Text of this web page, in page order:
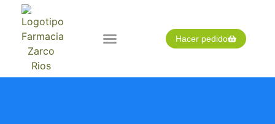
Hacer pedido